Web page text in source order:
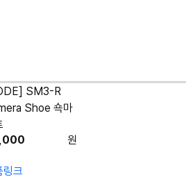
SM3-R
Shoe 쇽마
원
링크